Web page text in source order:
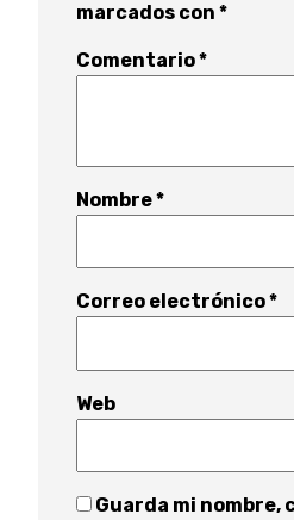
marcados con *
Comentario*
Nombre*
Correo electrónico*
Web
Guarda mi nombre,